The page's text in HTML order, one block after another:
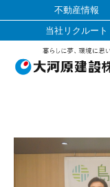
不動産情報
当社リクルート
施工ギャラリー